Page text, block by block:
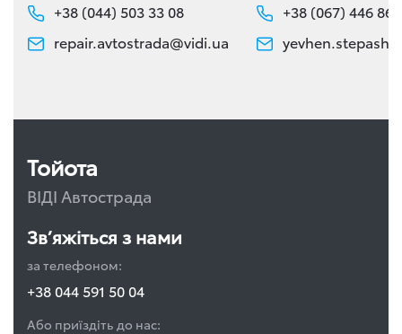
+38 (044) 503 33 08
repair.avtostrada@vidi.ua
+38 (067) 446 86
Тойота
ВІДІ Автострада
Зв’яжіться з нами
за телефоном:
+38 044 591 50 04
Або приїздіть до нас: